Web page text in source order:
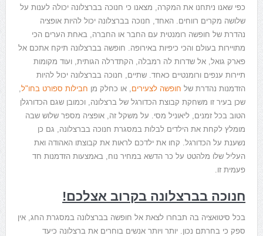
כפי שאנו ניתחנו את המקרה, מצאנו כי חנוכה בברצלונה יכולה לענות על
שלושה מקרים רווחים. האחד, חנוכה בברצלונה יכול להיות אופציה
נהדרת של חופשה רומנטית עם החבר או החברה, באחת הערים הכי
מתויירות בעולם והכי כיפיות באירופה. חופשה בברצלונה תיקח אתכם אל
פארק גואל, אל שדרות לה רמבלה, הקתדרלה הגותית, ועוד מקומות
תיירות ענפים ורומנטיים כאחד. שתיים, חנוכה בברצלונה יכול להיות
הזדמנות נהדרת של חופשה לצעירים , או כחלק מן חבילות ספורט בחו"ל,
שכן בעיר זו משחקת קבוצת הכדורגל של ברצלונה, וכמובן שגם הכדורגלן
הטוב בכל זמנים, ליאוניל מסי. על משקל זה, אופציה מספר שלוש שבה
מומלץ לקחת את הילדים לבלות במסגרת חנוכה בברצלונה, גם כן
נשענת על הכדורגל. קחו את ילדכם לראות את קבוצתו האהודה ואת
העליל שלו מלהטט על כר הדשא במחיר נוח, באמצעות הזדמנות חד
פעמית זו.
חנוכה בברצלונה בקרוב אצלכם!
בכל סיטואציה בה תבחרו לצאת אל חופשה בברצלונה במסגרת החג, אין
ספק כי בחרתם נכון. יותר ויותר אנשים בוחרים את ברצלונה כיעד